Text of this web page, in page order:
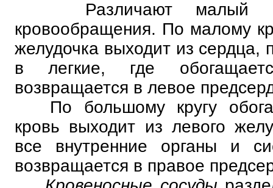
Различают малый и
кровообращения. По малому
желудочка выходит из сердца,
в легкие, где
возвращается в левое
По большому кругу
кровь выходит из левого
все внутренние органы и
возвращается в правое